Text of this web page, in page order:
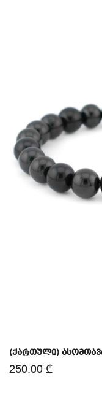
(ქართული)
250.00 ₾